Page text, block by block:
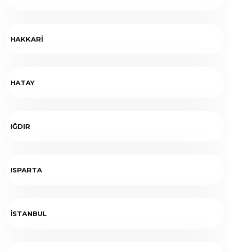
HAKKARİ
HATAY
IĞDIR
ISPARTA
İSTANBUL